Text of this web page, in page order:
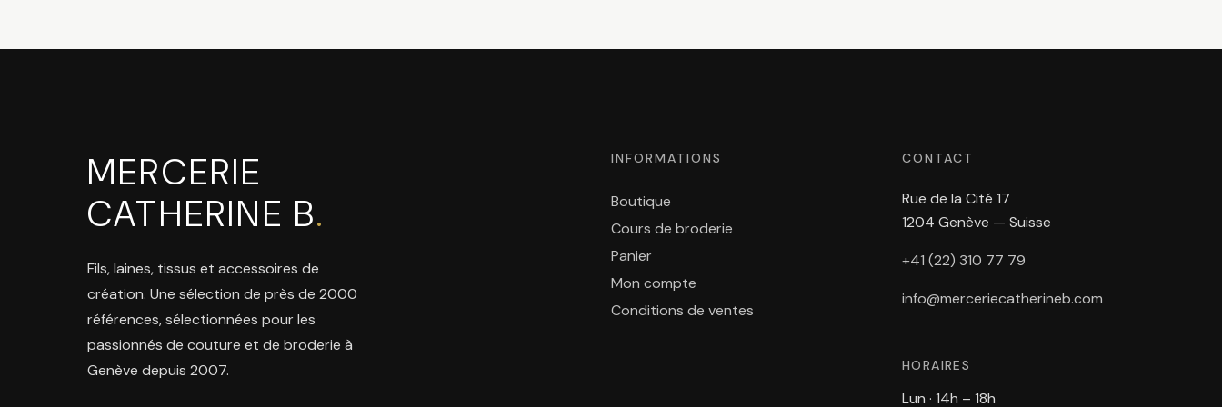
MERCERIE
CATHERINE B.
Fils, laines, tissus et accessoires de
création. Une sélection de près de 2000
références, sélectionnées pour les
passionnés de couture et de broderie à
Genève depuis 2007.
INFORMATIONS
Boutique
Cours de broderie
Panier
Mon compte
Conditions de ventes
CONTACT
Rue de la Cité 17
1204 Genève — Suisse
+41 (22) 310 77 79
info@merceriecatherineb.com
HORAIRES
Lun · 14h – 18h